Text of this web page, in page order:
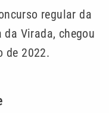
regular da
Virada, chegou
de 2022.